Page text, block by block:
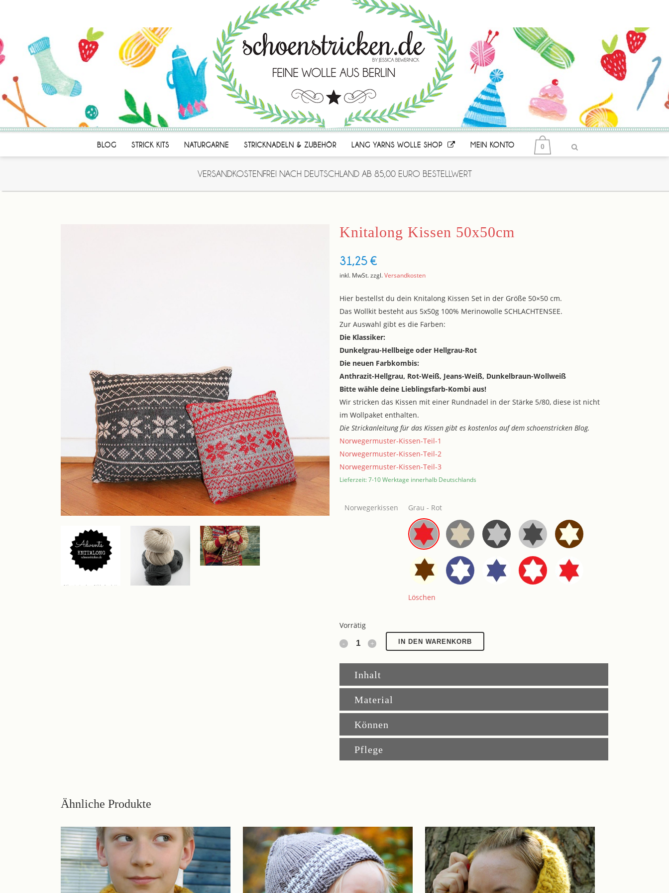
BLOG STRICK KITS NATURGARNE STRICKNADELN & ZUBEHÖR LANG YARNS WOLLE SHOP MEIN KONTO 0
VERSANDKOSTENFREI NACH DEUTSCHLAND AB 85,00 EURO BESTELLWERT
Knitalong Kissen 50x50cm
31,25€
inkl. MwSt.zzgl.Versandkosten
Hier bestellst du dein Knitalong Kissen Set in der Größe 50×50 cm.
Das Wollkit besteht aus 5x50g 100% Merinowolle SCHLACHTENSEE.
Zur Auswahl gibt es die Farben:
Die Klassiker:
Dunkelgrau-Hellbeige oder Hellgrau-Rot
Die neuen Farbkombis:
Anthrazit-Hellgrau, Rot-Weiß, Jeans-Weiß, Dunkelbraun-Wollweiß
Bitte wähle deine Lieblingsfarb-Kombi aus!
Wir stricken das Kissen mit einer Rundnadel in der Stärke 5/80, diese ist nicht
im Wollpaket enthalten.
Die Strickanleitung für das Kissen gibt es kostenlos auf dem schoenstricken Blog.
Norwegermuster-Kissen-Teil-1
Norwegermuster-Kissen-Teil-2
Norwegermuster-Kissen-Teil-3
Lieferzeit: 7-10 Werktage innerhalb Deutschlands
Norwegerkissen Grau - Rot
Löschen
Vorrätig
Knitalong
Kissen
50x50cm
quantity
IN DEN WARENKORB
Inhalt
Material
Können
Pflege
Ähnliche Produkte